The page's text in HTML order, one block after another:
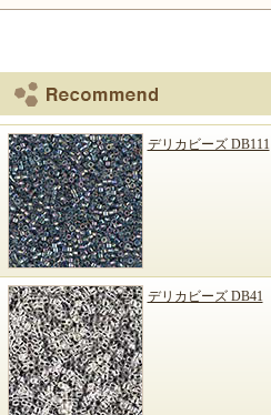
デリカビーズ DB111
デリカビーズ DB41